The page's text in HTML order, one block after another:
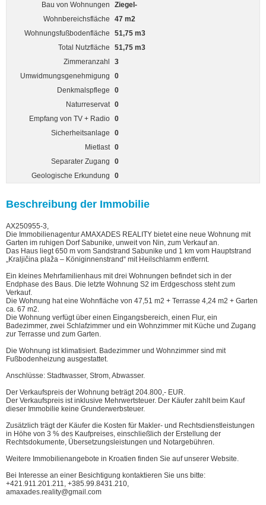
Bau von Wohnungen
Ziegel-
Wohnbereichsfläche
47 m2
Wohnungsfußbodenfläche
51,75 m3
Total Nutzfläche
51,75 m3
Zimmeranzahl
3
Umwidmungsgenehmigung
0
Denkmalspflege
0
Naturreservat 0
Empfang von TV + Radio 0
Sicherheitsanlage
0
Mietlast 0
Separater Zugang
0
Geologische Erkundung
0
Beschreibung der Immobilie
AX250955-3,
Die Immobilienagentur AMAXADES REALITY bietet eine neue Wohnung mit
Garten im ruhigen Dorf Sabunike, unweit von Nin, zum Verkauf an.
Das Haus liegt 650 m vom Sandstrand Sabunike und 1 km vom Hauptstrand
„Kraljičina plaža – Königinnenstrand“ mit Heilschlamm entfernt.
Ein kleines Mehrfamilienhaus mit drei Wohnungen befindet sich in der
Endphase des Baus. Die letzte Wohnung S2 im Erdgeschoss steht zum
Verkauf.
Die Wohnung hat eine Wohnfläche von 47,51 m2 + Terrasse 4,24 m2 + Garten
ca. 67 m2.
Die Wohnung verfügt über einen Eingangsbereich, einen Flur, ein
Badezimmer, zwei Schlafzimmer und ein Wohnzimmer mit Küche und Zugang
zur Terrasse und zum Garten.
Die Wohnung ist klimatisiert. Badezimmer und Wohnzimmer sind mit
Fußbodenheizung ausgestattet.
Anschlüsse: Stadtwasser, Strom, Abwasser.
Der Verkaufspreis der Wohnung beträgt 204.800,- EUR.
Der Verkaufspreis ist inklusive Mehrwertsteuer. Der Käufer zahlt beim Kauf
dieser Immobilie keine Grunderwerbsteuer.
Zusätzlich trägt der Käufer die Kosten für Makler- und Rechtsdienstleistungen
in Höhe von 3 % des Kaufpreises, einschließlich der Erstellung der
Rechtsdokumente, Übersetzungsleistungen und Notargebühren.
Weitere Immobilienangebote in Kroatien finden Sie auf unserer Website.
Bei Interesse an einer Besichtigung kontaktieren Sie uns bitte:
+421.911.201.211, +385.99.8431.210,
amaxades.reality@gmail.com